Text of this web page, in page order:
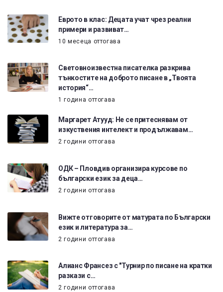
Еврото в клас: Децата учат чрез реални
примери и развиват…
10 месеца оттогава
Световноизвестна писателка разкрива
тънкостите на доброто писане в „Твоята
история“…
1 година оттогава
Маргарет Атууд: Не се притеснявам от
изкуствения интелект и продължавам…
2 години оттогава
ОДК – Пловдив организира курсове по
български език за деца…
2 години оттогава
Вижте отговорите от матурата по Български
език и литература за…
2 години оттогава
Алианс Франсез с "Турнир по писане на кратки
разкази с…
2 години оттогава